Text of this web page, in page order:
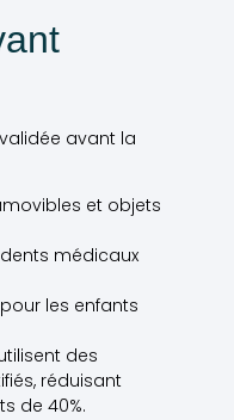
avant la
et objets
médicaux
les enfants
des
réduisant
de 40%.